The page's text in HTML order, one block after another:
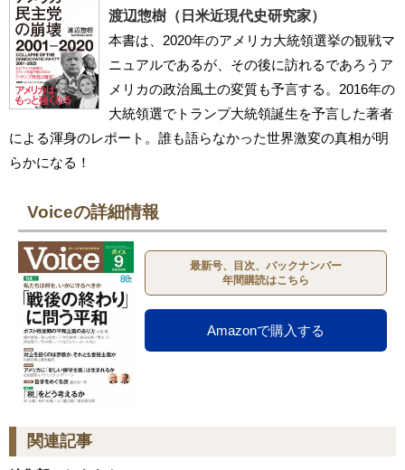
渡辺惣樹（日米近現代史研究家）
本書は、2020年のアメリカ大統領選挙の観戦マ
ニュアルであるが、その後に訪れるであろうア
メリカの政治風土の変質も予言する。2016年の
大統領選でトランプ大統領誕生を予言した著者
による渾身のレポート。誰も語らなかった世界激変の真相が明
らかになる！
Voiceの詳細情報
最新号、目次、バックナンバー
年間購読はこちら
Amazonで購入する
関連記事